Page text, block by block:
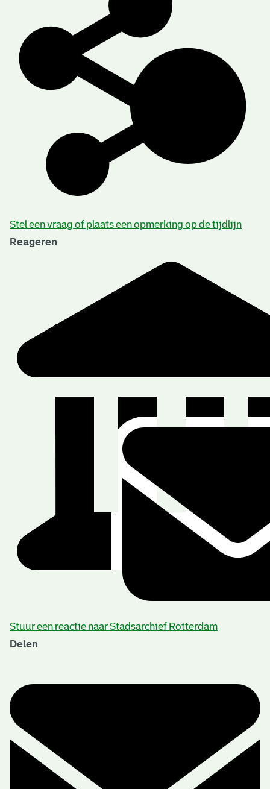
Stel een vraag of plaats een opmerking op de tijdlijn
Reageren
Stuur een reactie naar Stadsarchief Rotterdam
Delen